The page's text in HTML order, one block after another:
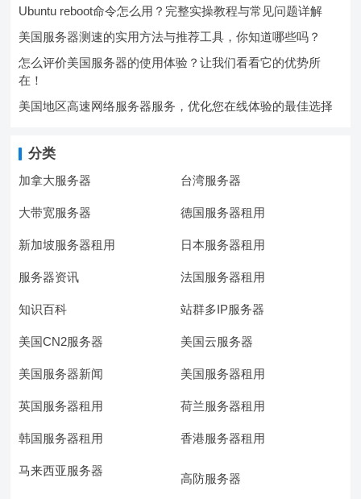
Ubuntu reboot命令怎么用？完整实操教程与常见问题详解
美国服务器测速的实用方法与推荐工具，你知道哪些吗？
怎么评价美国服务器的使用体验？让我们看看它的优势所
在！
美国地区高速网络服务器服务，优化您在线体验的最佳选择
分类
加拿大服务器 台湾服务器
大带宽服务器 德国服务器租用
新加坡服务器租用 日本服务器租用
服务器资讯 法国服务器租用
知识百科 站群多IP服务器
美国CN2服务器 美国云服务器
美国服务器新闻 美国服务器租用
英国服务器租用 荷兰服务器租用
韩国服务器租用 香港服务器租用
马来西亚服务器
高防服务器